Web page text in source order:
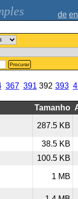
de en
Procurar
367 391 392 393
Tamanho
287.5 KB
38.5 KB
100.5 KB
1 MB